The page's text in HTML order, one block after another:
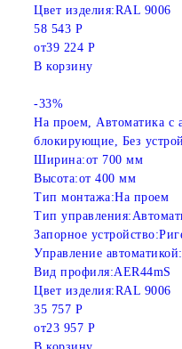
Цвет изделия:RAL 9006
58 543 Р
от39 224 Р
В корзину
-33%
На проем, Автоматика с
блокирующие, Без
Ширина:от 700 мм
Высота:от 400 мм
Тип монтажа:На проем
Тип управления:
Запорное устройство:
Управление автоматикой:
Вид профиля:AER44mS
Цвет изделия:RAL 9006
35 757 Р
от23 957 Р